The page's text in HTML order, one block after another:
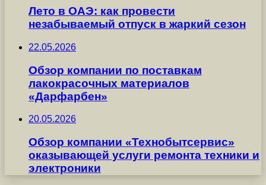
Лето в ОАЭ: как провести
незабываемый отпуск в жаркий сезон
22.05.2026
Обзор компании по поставкам
лакокрасочных материалов
«Дарфарбен»
20.05.2026
Обзор компании «Технобытсервис»
оказывающей услуги ремонта техники и
электроники